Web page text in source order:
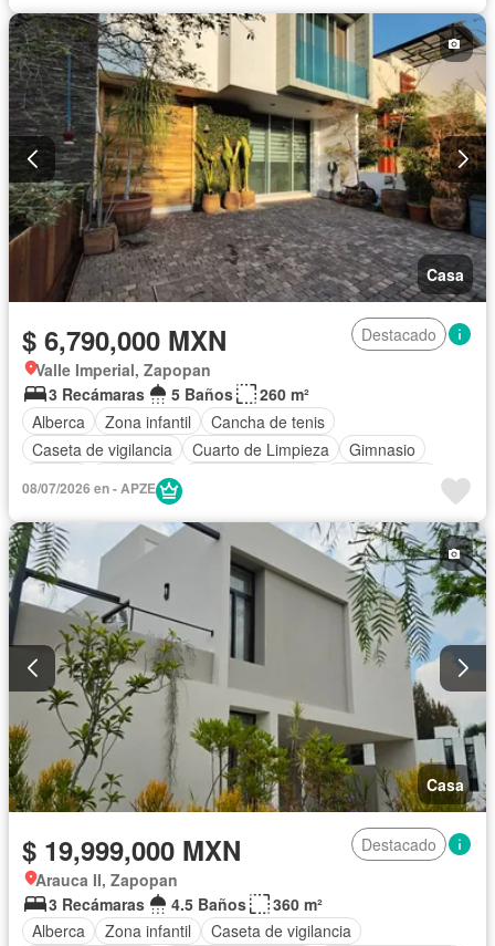
Casa
$ 6,790,000 MXN
Destacado
Valle Imperial, Zapopan
3 Recámaras
5 Baños
260 m²
Alberca
Zona infantil
Cancha de tenis
Caseta de vigilancia
Cuarto de Limpieza
Gimnasio
Seguridad
08/07/2026 en - APZE
Casa
$ 19,999,000 MXN
Destacado
Arauca II, Zapopan
3 Recámaras
4.5 Baños
360 m²
Alberca
Zona infantil
Caseta de vigilancia